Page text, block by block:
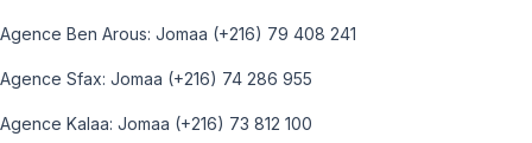
Agence Ben Arous: Jomaa (+216) 79 408 241
Agence Sfax: Jomaa (+216) 74 286 955
Agence Kalaa: Jomaa (+216) 73 812 100